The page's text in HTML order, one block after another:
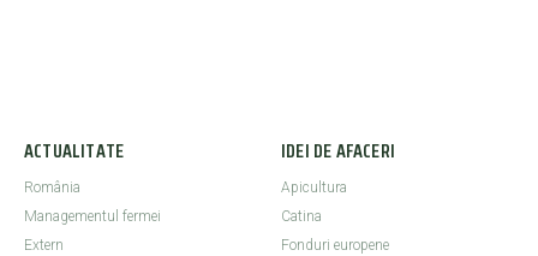
ACTUALITATE
România
Managementul fermei
Extern
IDEI DE AFACERI
Apicultura
Catina
Fonduri europene